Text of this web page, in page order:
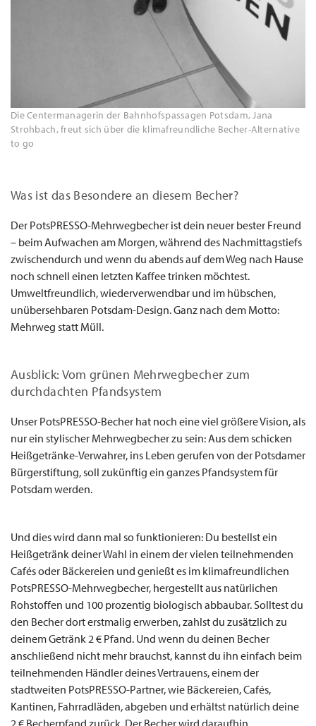
Die Centermanagerin der Bahnhofspassagen Potsdam, Jana
Strohbach, freut sich über die klimafreundliche Becher-Alternative
to go
Was ist das Besondere an diesem Becher?
Der PotsPRESSO-Mehrwegbecher ist dein neuer bester Freund
– beim Aufwachen am Morgen, während des Nachmittagstiefs
zwischendurch und wenn du abends auf dem Weg nach Hause
noch schnell einen letzten Kaffee trinken möchtest.
Umweltfreundlich, wiederverwendbar und im hübschen,
unübersehbaren Potsdam-Design. Ganz nach dem Motto:
Mehrweg statt Müll.
Ausblick: Vom grünen Mehrwegbecher zum
durchdachten Pfandsystem
Unser PotsPRESSO-Becher hat noch eine viel größere Vision, als
nur ein stylischer Mehrwegbecher zu sein: Aus dem schicken
Heißgetränke-Verwahrer, ins Leben gerufen von der Potsdamer
Bürgerstiftung, soll zukünftig ein ganzes Pfandsystem für
Potsdam werden.
Und dies wird dann mal so funktionieren: Du bestellst ein
Heißgetränk deiner Wahl in einem der vielen teilnehmenden
Cafés oder Bäckereien und genießt es im klimafreundlichen
PotsPRESSO-Mehrwegbecher, hergestellt aus natürlichen
Rohstoffen und 100 prozentig biologisch abbaubar. Solltest du
den Becher dort erstmalig erwerben, zahlst du zusätzlich zu
deinem Getränk 2 € Pfand. Und wenn du deinen Becher
anschließend nicht mehr brauchst, kannst du ihn einfach beim
teilnehmenden Händler deines Vertrauens, einem der
stadtweiten PotsPRESSO-Partner, wie Bäckereien, Cafés,
Kantinen, Fahrradläden, abgeben und erhältst natürlich deine
2 € Becherpfand zurück. Der Becher wird daraufhin